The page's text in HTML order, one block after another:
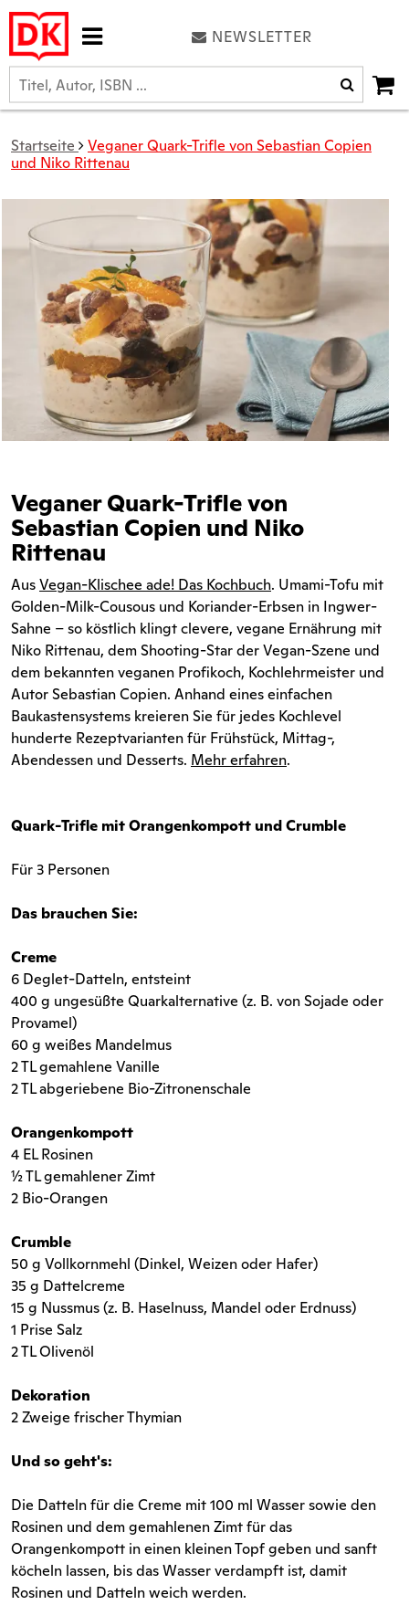
NEWSLETTER
Startseite
Veganer Quark-Trifle von Sebastian Copien
und Niko Rittenau
Veganer Quark-Trifle von
Sebastian Copien und Niko
Rittenau
AusVegan-Klischee ade! Das Kochbuch. Umami-Tofu mit
Golden-Milk-Cousous und Koriander-Erbsen in Ingwer-
Sahne – so köstlich klingt clevere, vegane Ernährung mit
Niko Rittenau, dem Shooting-Star der Vegan-Szene und
dem bekannten veganen Profikoch, Kochlehrmeister und
Autor Sebastian Copien. Anhand eines einfachen
Baukastensystems kreieren Sie für jedes Kochlevel
hunderte Rezeptvarianten für Frühstück, Mittag-,
Abendessen und Desserts. Mehr erfahren.
Quark-Trifle mit Orangenkompott und Crumble
Für 3 Personen
Das brauchen Sie:
Creme
6 Deglet-Datteln, entsteint
400 g ungesüßte Quarkalternative (z. B. von Sojade oder
Provamel)
60 g weißes Mandelmus
2 TL gemahlene Vanille
2 TL abgeriebene Bio-Zitronenschale
Orangenkompott
4 EL Rosinen
½ TL gemahlener Zimt
2 Bio-Orangen
Crumble
50 g Vollkornmehl (Dinkel, Weizen oder Hafer)
35 g Dattelcreme
15 g Nussmus (z. B. Haselnuss, Mandel oder Erdnuss)
1 Prise Salz
2 TL Olivenöl
Dekoration
2 Zweige frischer Thymian
Und so geht's:
Die Datteln für die Creme mit 100 ml Wasser sowie den
Rosinen und dem gemahlenen Zimt für das
Orangenkompott in einen kleinen Topf geben und sanft
köcheln lassen, bis das Wasser verdampft ist, damit
Rosinen und Datteln weich werden.